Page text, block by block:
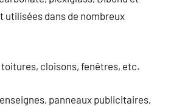
utilisées dans de nombreux
cloisons, fenêtres, etc.
panneaux publicitaires,